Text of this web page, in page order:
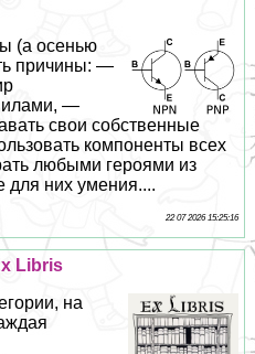
(а осенью
причины: —
—
свои собственные
компоненты всех
любыми героями из
для них умения....
22 07 2026 15:25:16
Libris
на